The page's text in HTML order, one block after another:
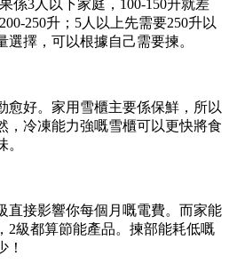
係3人以下家庭，100-150升就差
250升；5人以上先需要250升以
選擇，可以根據自己需要揀。
愈好。家用雪櫃主要係保鮮，所以
，冷凍能力強嘅雪櫃可以更快將食
直接影響你每個月嘅電費。而家能
2級都算節能產品。揀部能耗低嘅
！